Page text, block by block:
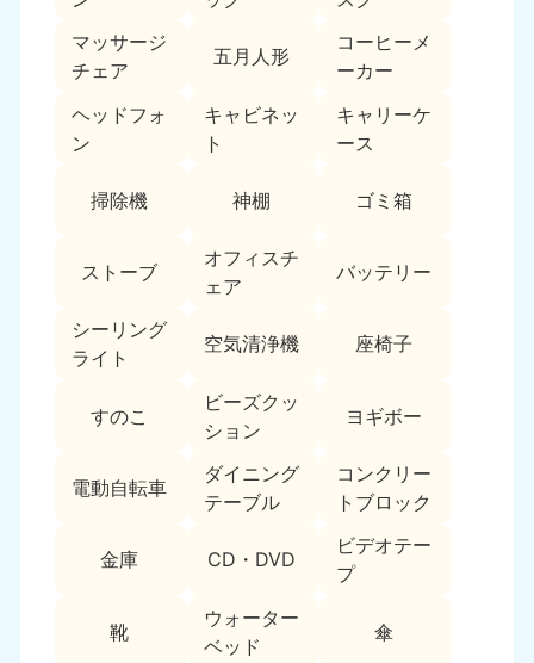
マッサージ
チェア
五月人形
コーヒーメ
ーカー
ヘッドフォ
ン
キャビネッ
ト
キャリーケ
ース
掃除機 神棚 ゴミ箱
ストーブ
オフィスチ
ェア
バッテリー
シーリング
ライト
空気清浄機 座椅子
すのこ
ビーズクッ
ション
ヨギボー
電動自転車
ダイニング
テーブル
コンクリー
トブロック
金庫 CD・DVD
ビデオテー
プ
靴
ウォーター
ベッド
傘
福島県
050-1881-5271
関東
050-1881-5265 050-1881-5264
050-1881-5268
9:00〜19:00 年中無休 9:00〜19:00 年中無休
050-1881-5270
9:00〜19:00 年中無休
050-1881-5269
群馬県
9:00〜19:00 年中無休
愛知県 岐阜県